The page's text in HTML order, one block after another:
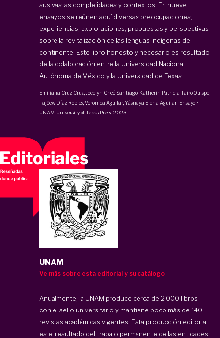
sus vastas complejidades y contextos. En nueve
ensayos se reúnen aquí diversas preocupaciones,
experiencias, exploraciones, propuestas y perspectivas
sobre la revitalización de las lenguas indígenas del
continente. Este libro honesto y necesario es resultado
de la colaboración entre la Universidad Nacional
Autónoma de México y la Universidad de Texas ...
Emiliana Cruz Cruz, Jocelyn Cheé Santiago, Katherin Patricia Tairo Quispe,
Tajëëw Díaz Robles, Verónica Aguilar, Yásnaya Elena Aguilar· Ensayo ·
UNAM University of Texas Press·2023
UNAM
Ve más sobre esta editorial y su catálogo
Anualmente, la UNAM produce cerca de 2 000 libros
con el sello universitario y mantiene poco más de 140
revistas académicas vigentes. Esta producción editorial
es el resultado del trabajo permanente de las entidades